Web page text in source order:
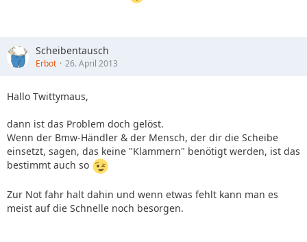
Scheibentausch
Erbot 26. April 2013
Hallo Twittymaus,
dann ist das Problem doch gelöst.
Wenn der Bmw-Händler & der Mensch, der dir die Scheibe
einsetzt, sagen, das keine "Klammern" benötigt werden, ist das
bestimmt auch so
Zur Not fahr halt dahin und wenn etwas fehlt kann man es
meist auf die Schnelle noch besorgen.